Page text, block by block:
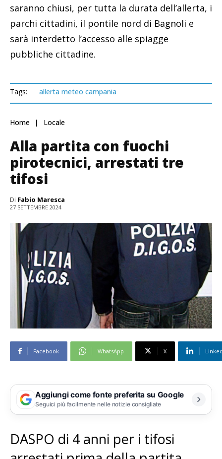
saranno chiusi, per tutta la durata dell’allerta, i
parchi cittadini, il pontile nord di Bagnoli e
sarà interdetto l’accesso alle spiagge
pubbliche cittadine.
Tags: allerta meteo campania
Home Locale
Alla partita con fuochi
pirotecnici, arrestati tre
tifosi
Di Fabio Maresca
27 SETTEMBRE 2024
Facebook WhatsApp X
Aggiungi come fonte preferita su Google
Seguici più facilmente nelle notizie consigliate
DASPO di 4 anni per i tifosi